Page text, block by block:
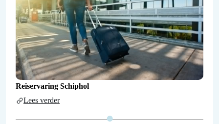
Reiservaring Schiphol
Lees verder